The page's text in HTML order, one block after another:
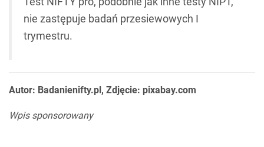
nie zastępuje badań przesiewowych I
trymestru.
Autor: Badanienifty.pl, Zdjęcie: pixabay.com
Wpis sponsorowany